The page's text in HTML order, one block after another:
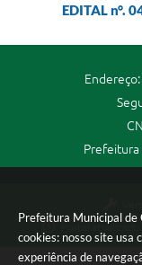
Prefeitura Municipal de
cookies: nosso site usa
experiência de
EDITAL n°.
Prefeitura
Portal atualizado